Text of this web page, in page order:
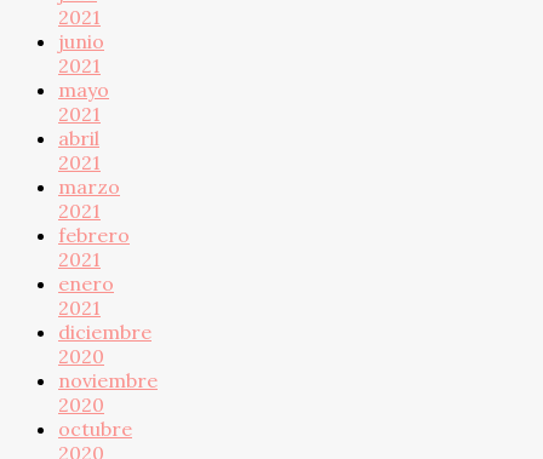
2021
junio
2021
mayo
2021
abril
2021
marzo
2021
febrero
2021
enero
2021
diciembre
2020
noviembre
2020
octubre
2020